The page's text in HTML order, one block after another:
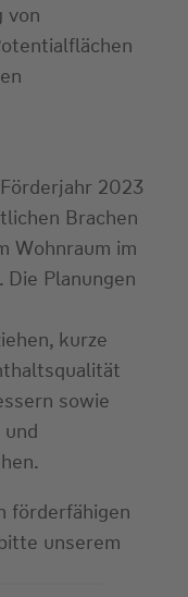
von
2023
Brachen
Wohnraum im
Die Planungen
kurze
sowie
förderfähigen
unserem